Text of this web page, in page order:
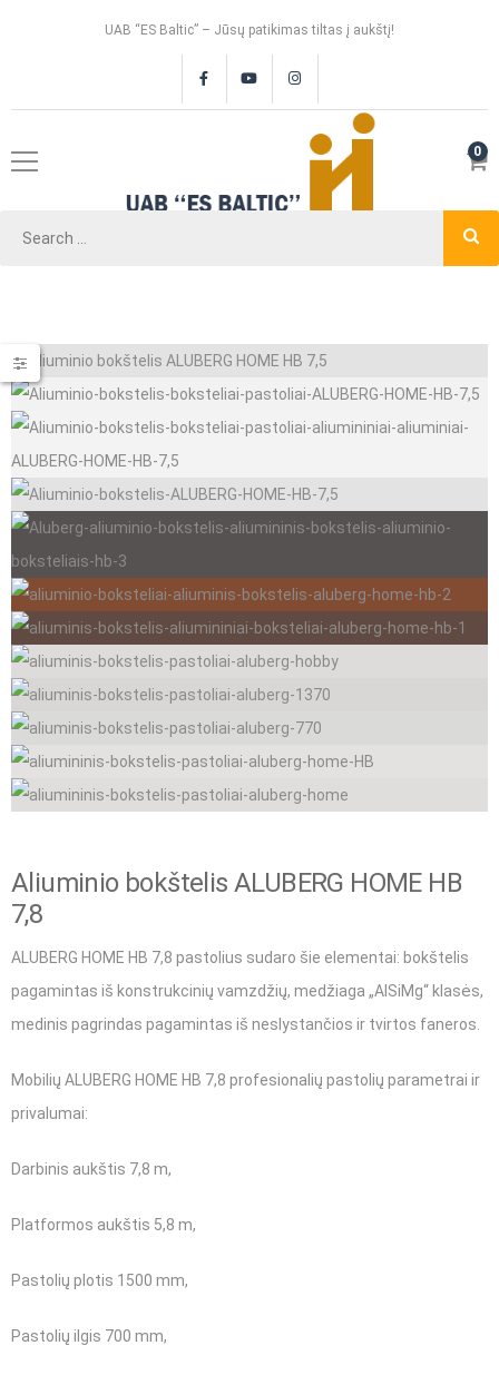
UAB “ES Baltic” – Jūsų patikimas tiltas į aukštį!
0
Aliuminio bokštelis ALUBERG HOME HB
7,8
ALUBERG HOME HB 7,8 pastolius sudaro šie elementai: bokštelis
pagamintas iš konstrukcinių vamzdžių, medžiaga „AlSiMg“ klasės,
medinis pagrindas pagamintas iš neslystančios ir tvirtos faneros.
Mobilių ALUBERG HOME HB 7,8 profesionalių pastolių parametrai ir
privalumai:
Darbinis aukštis 7,8 m,
Platformos aukštis 5,8 m,
Pastolių plotis 1500 mm,
Pastolių ilgis 700 mm,